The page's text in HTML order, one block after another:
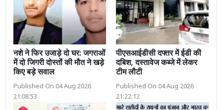
नशे ने फिर उजाड़े दो घर: जगराओं
में दो जिगरी दोस्तों की मौत ने खड़े
किए बड़े सवाल
Published On 04 Aug 2026
21:08:53
पीएसआईडीसी दफ्तर में ईडी की
दबिश, दस्तावेज कब्जे में लेकर
टीम लौटी
Published On 04 Aug 2026
21:22:12